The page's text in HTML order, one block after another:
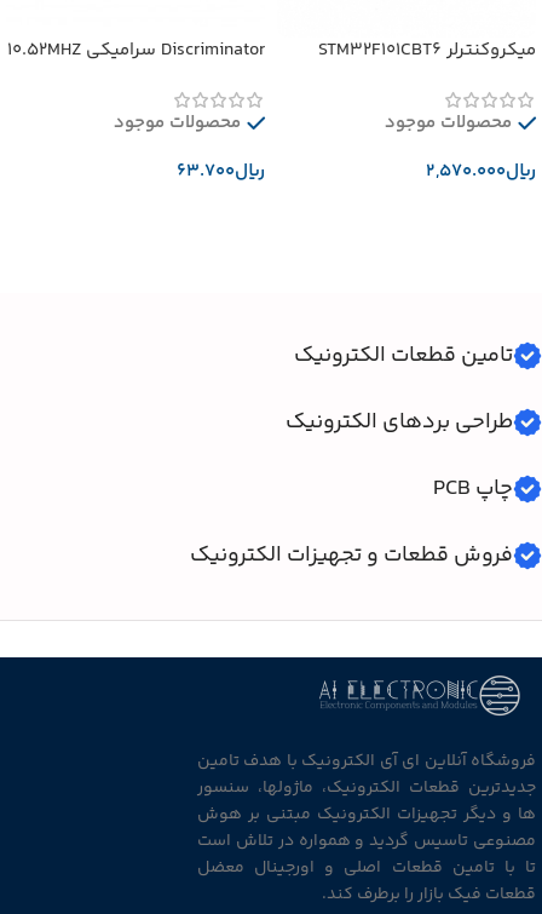
میکروکنترلر STM32F101CBT6
محصولات موجود
﷼
Discriminator سرامیکی 10.52MHZ
محصولات موجود
﷼
تامین قطعات الکترونیک
طراحی بردهای الکترونیک
چاپ PCB
فروش قطعات و تجهیزات الکترونیک
فروشگاه آنلاین ای آی الکترونیک با هدف تامین
جدیدترین قطعات الکترونیک، ماژولها، سنسور
ها و دیگر تجهیزات الکترونیک مبتنی بر هوش
مصنوعی تاسیس گردید و همواره در تلاش است
تا با تامین قطعات اصلی و اورجینال معضل
قطعات فیک بازار را برطرف کند.